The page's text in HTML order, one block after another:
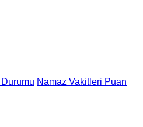
Namaz Vakitleri Puan